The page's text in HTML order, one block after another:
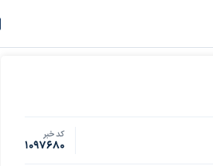
کد خبر
1097680